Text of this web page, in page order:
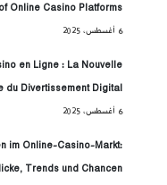
Online Casino Platforms
6 أغسطس، 2025
en Ligne : La Nouvelle
du Divertissement Digital
6 أغسطس، 2025
im Online-Casino-Markt:
Trends und Chancen